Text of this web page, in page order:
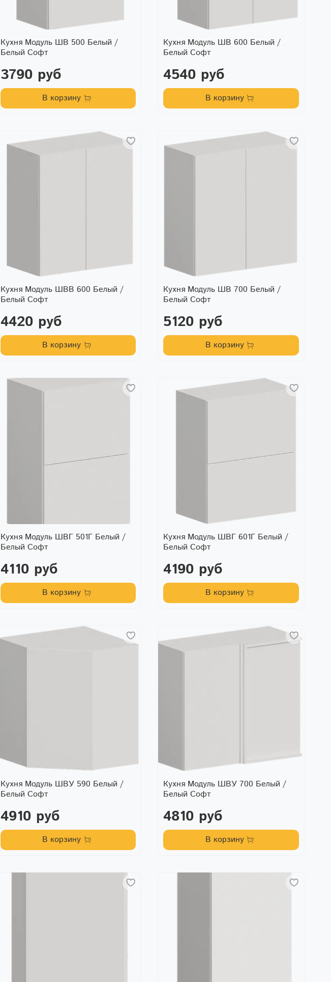
Кухня Модуль ШВ 500 Белый /
Белый Софт
3790 руб
В корзину
Кухня Модуль ШВ 600 Белый /
Белый Софт
4540 руб
В корзину
Кухня Модуль ШВВ 600 Белый /
Белый Софт
4420 руб
В корзину
Кухня Модуль ШВ 700 Белый /
Белый Софт
5120 руб
В корзину
Кухня Модуль ШВГ 501Г Белый /
Белый Софт
4110 руб
В корзину
Кухня Модуль ШВГ 601Г Белый /
Белый Софт
4190 руб
В корзину
Кухня Модуль ШВУ 590 Белый /
Белый Софт
4910 руб
В корзину
Кухня Модуль ШВУ 700 Белый /
Белый Софт
4810 руб
В корзину